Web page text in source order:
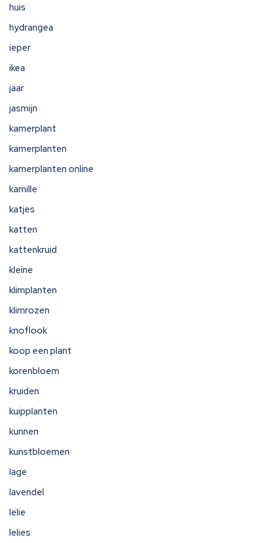
huis
hydrangea
ieper
ikea
jaar
jasmijn
kamerplant
kamerplanten
kamerplanten online
kamille
katjes
katten
kattenkruid
kleine
klimplanten
klimrozen
knoflook
koop een plant
korenbloem
kruiden
kuipplanten
kunnen
kunstbloemen
lage
lavendel
lelie
lelies